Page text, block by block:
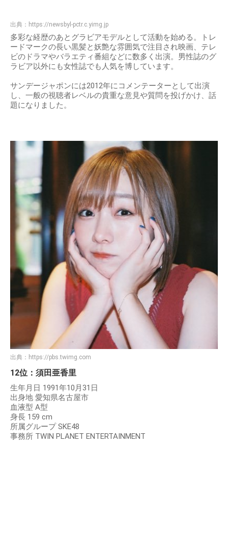
出典： https://newsbyl-pctr.c.yimg.jp
多彩な経歴のあとグラビアモデルとして活動を始める。トレ
ードマークの長い黒髪と妖艶な雰囲気で注目され映画、テレ
ビのドラマやバラエティ番組などに数多く出演。男性誌のグ
ラビア以外にも女性誌でも人気を博しています。
サンデージャポンには2012年にコメンテーターとして出演
し、一般の視聴者レベルの貴重な意見や質問を投げかけ、話
題になりました。
出典： https://pbs.twimg.com
12位：須田亜香里
生年月日 1991年10月31日
出身地 愛知県名古屋市
血液型 A型
身長 159 cm
所属グループ SKE48
事務所 TWIN PLANET ENTERTAINMENT